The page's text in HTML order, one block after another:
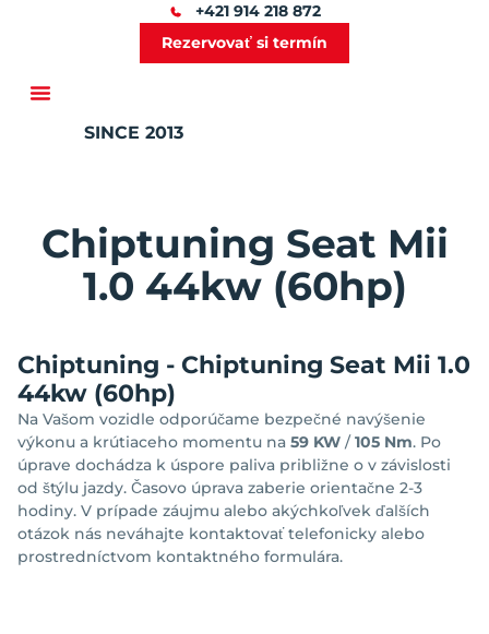
+421 914 218 872
Rezervovať si termín
SINCE 2013
Chiptuning Seat Mii
1.0 44kw (60hp)
Chiptuning - Chiptuning Seat Mii 1.0
44kw (60hp)
Na Vašom vozidle odporúčame bezpečné navýšenie
výkonu a krútiaceho momentu na 59 KW /105 Nm. Po
úprave dochádza k úspore paliva približne o v závislosti
od štýlu jazdy. Časovo úprava zaberie orientačne 2-3
hodiny. V prípade záujmu alebo akýchkoľvek ďalších
otázok nás neváhajte kontaktovať telefonicky alebo
prostredníctvom kontaktného formulára.